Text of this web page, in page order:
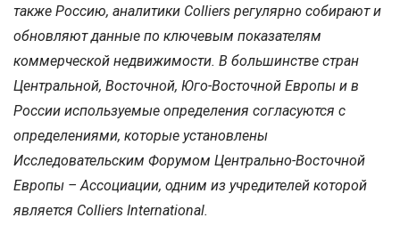
также Россию, аналитики Colliers регулярно собирают и
обновляют данные по ключевым показателям
коммерческой недвижимости. В большинстве стран
Центральной, Восточной, Юго-Восточной Европы и в
России используемые определения согласуются с
определениями, которые установлены
Исследовательским Форумом Центрально-Восточной
Европы – Ассоциации, одним из учредителей которой
является Colliers International.